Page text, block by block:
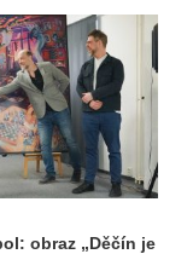
obraz „Děčín je